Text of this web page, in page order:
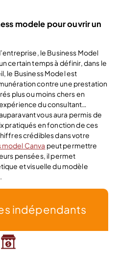
modele pour ouvrir un
le Business Model
certain temps à définir, dans le
le Business Model est
contre une prestation
plus ou moins chers en
du consultant…
vous aura permis de
pratiqués en fonction de ces
crédibles dans votre
model Canva peut permettre
pensées, il permet
et visuelle du modèle
indépendants